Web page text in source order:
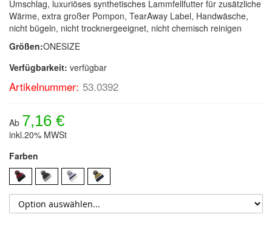
Umschlag, luxuriöses synthetisches Lammfellfutter für zusätzliche
Wärme, extra großer Pompon, TearAway Label, Handwäsche,
nicht bügeln, nicht trocknergeeignet, nicht chemisch reinigen
Größen:ONESIZE
Verfügbarkeit: verfügbar
Artikelnummer: 53.0392
Ab 7,16 €
inkl.20% MWSt
Farben